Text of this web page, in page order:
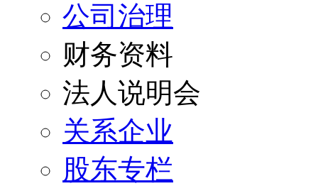
公司治理
财务资料
法人说明会
关系企业
股东专栏